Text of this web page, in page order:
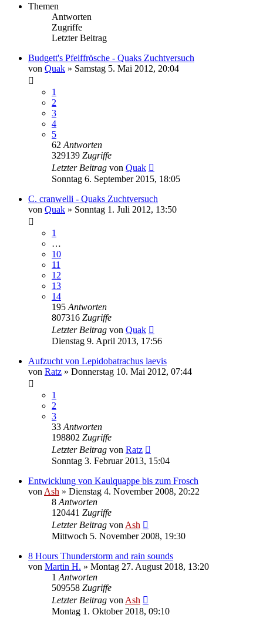
Themen
Antworten
Zugriffe
Letzter Beitrag
Budgett's Pfeiffrösche - Quaks Zuchtversuch
von Quak » Samstag 5. Mai 2012, 20:04
1
2
3
4
5
62 Antworten
329139 Zugriffe
Letzter Beitrag von Quak
Sonntag 6. September 2015, 18:05
C. cranwelli - Quaks Zuchtversuch
von Quak » Sonntag 1. Juli 2012, 13:50
1
…
10
11
12
13
14
195 Antworten
807316 Zugriffe
Letzter Beitrag von Quak
Dienstag 9. April 2013, 17:56
Aufzucht von Lepidobatrachus laevis
von Ratz » Donnerstag 10. Mai 2012, 07:44
1
2
3
33 Antworten
198802 Zugriffe
Letzter Beitrag von Ratz
Sonntag 3. Februar 2013, 15:04
Entwicklung von Kaulquappe bis zum Frosch
von Ash » Dienstag 4. November 2008, 20:22
8 Antworten
120441 Zugriffe
Letzter Beitrag von Ash
Mittwoch 5. November 2008, 19:30
8 Hours Thunderstorm and rain sounds
von Martin H. » Montag 27. August 2018, 13:20
1 Antworten
509558 Zugriffe
Letzter Beitrag von Ash
Montag 1. Oktober 2018, 09:10